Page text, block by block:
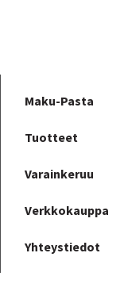
Maku-Pasta
Tuotteet
Varainkeruu
Verkkokauppa
Yhteystiedot